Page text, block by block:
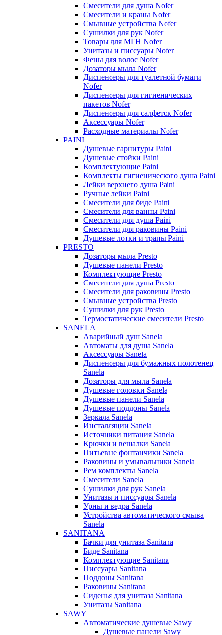
Смесители для душа Nofer
Смесители и краны Nofer
Смывные устройства Nofer
Сушилки для рук Nofer
Товары для МГН Nofer
Унитазы и писсуары Nofer
Фены для волос Nofer
Дозаторы мыла Nofer
Диспенсеры для туалетной бумаги
Nofer
Диспенсеры для гигиенических
пакетов Nofer
Диспенсеры для салфеток Nofer
Аксессуары Nofer
Расходные материалы Nofer
PAINI
Душевые гарнитуры Paini
Душевые стойки Paini
Комплектующие Paini
Комплекты гигиенического душа Paini
Лейки верхнего душа Paini
Ручные лейки Paini
Смесители для биде Paini
Смесители для ванны Paini
Смесители для душа Paini
Смесители для раковины Paini
Душевые лотки и трапы Paini
PRESTO
Дозаторы мыла Presto
Душевые панели Presto
Комплектующие Presto
Смесители для душа Presto
Смесители для раковины Presto
Смывные устройства Presto
Сушилки для рук Presto
Термостатические смесители Presto
SANELA
Аварийный душ Sanela
Автоматы для душа Sanela
Аксессуары Sanela
Диспенсеры для бумажных полотенец
Sanela
Дозаторы для мыла Sanela
Душевые головки Sanela
Душевые панели Sanela
Душевые поддоны Sanela
Зеркала Sanela
Инсталляции Sanela
Источники питания Sanela
Крючки и вешалки Sanela
Питьевые фонтанчики Sanela
Раковины и умывальники Sanela
Рем комплекты Sanela
Смесители Sanela
Сушилки для рук Sanela
Унитазы и писсуары Sanela
Урны и ведра Sanela
Устройства автоматического смыва
Sanela
SANITANA
Бачки для унитаза Sanitana
Биде Sanitana
Комплектующие Sanitana
Писсуары Sanitana
Поддоны Sanitana
Раковины Sanitana
Сиденья для унитаза Sanitana
Унитазы Sanitana
SAWY
Автоматические душевые Sawy
Душевые панели Sawy